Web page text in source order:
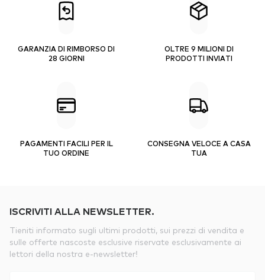
GARANZIA DI RIMBORSO DI
28 GIORNI
OLTRE 9 MILIONI DI
PRODOTTI INVIATI
PAGAMENTI FACILI PER IL
TUO ORDINE
CONSEGNA VELOCE A CASA
TUA
ISCRIVITI ALLA NEWSLETTER.
Tieniti informato sugli ultimi prodotti, sui prezzi di vendita e
sulle offerte nascoste esclusive riservate esclusivamente ai
lettori della nostra e-newsletter!